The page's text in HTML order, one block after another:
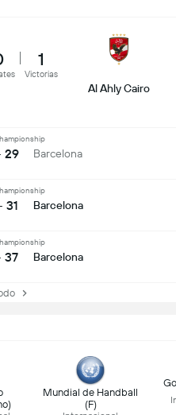
1
Victorias
Al Ahly Cairo
29 Barcelona
31 Barcelona
37 Barcelona
Mundial de Handball
(F)